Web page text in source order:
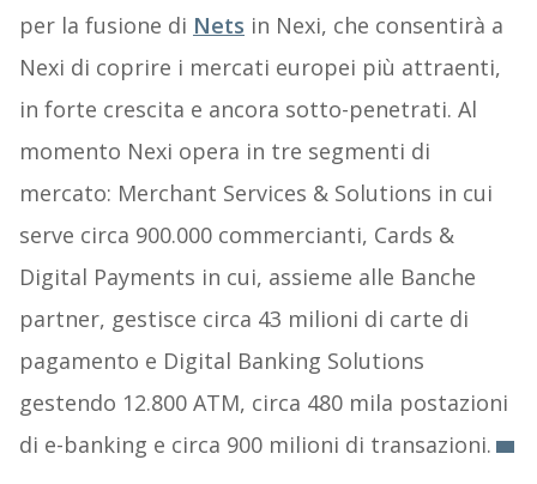
per la fusione di Nets in Nexi, che consentirà a
Nexi di coprire i mercati europei più attraenti,
in forte crescita e ancora sotto-penetrati. Al
momento Nexi opera in tre segmenti di
mercato: Merchant Services & Solutions in cui
serve circa 900.000 commercianti, Cards &
Digital Payments in cui, assieme alle Banche
partner, gestisce circa 43 milioni di carte di
pagamento e Digital Banking Solutions
gestendo 12.800 ATM, circa 480 mila postazioni
di e-banking e circa 900 milioni di transazioni.